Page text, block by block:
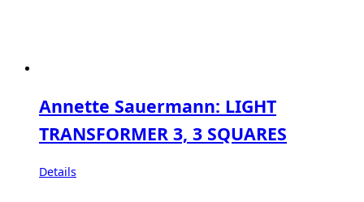
Annette Sauermann: LIGHT
TRANSFORMER 3, 3 SQUARES
Details